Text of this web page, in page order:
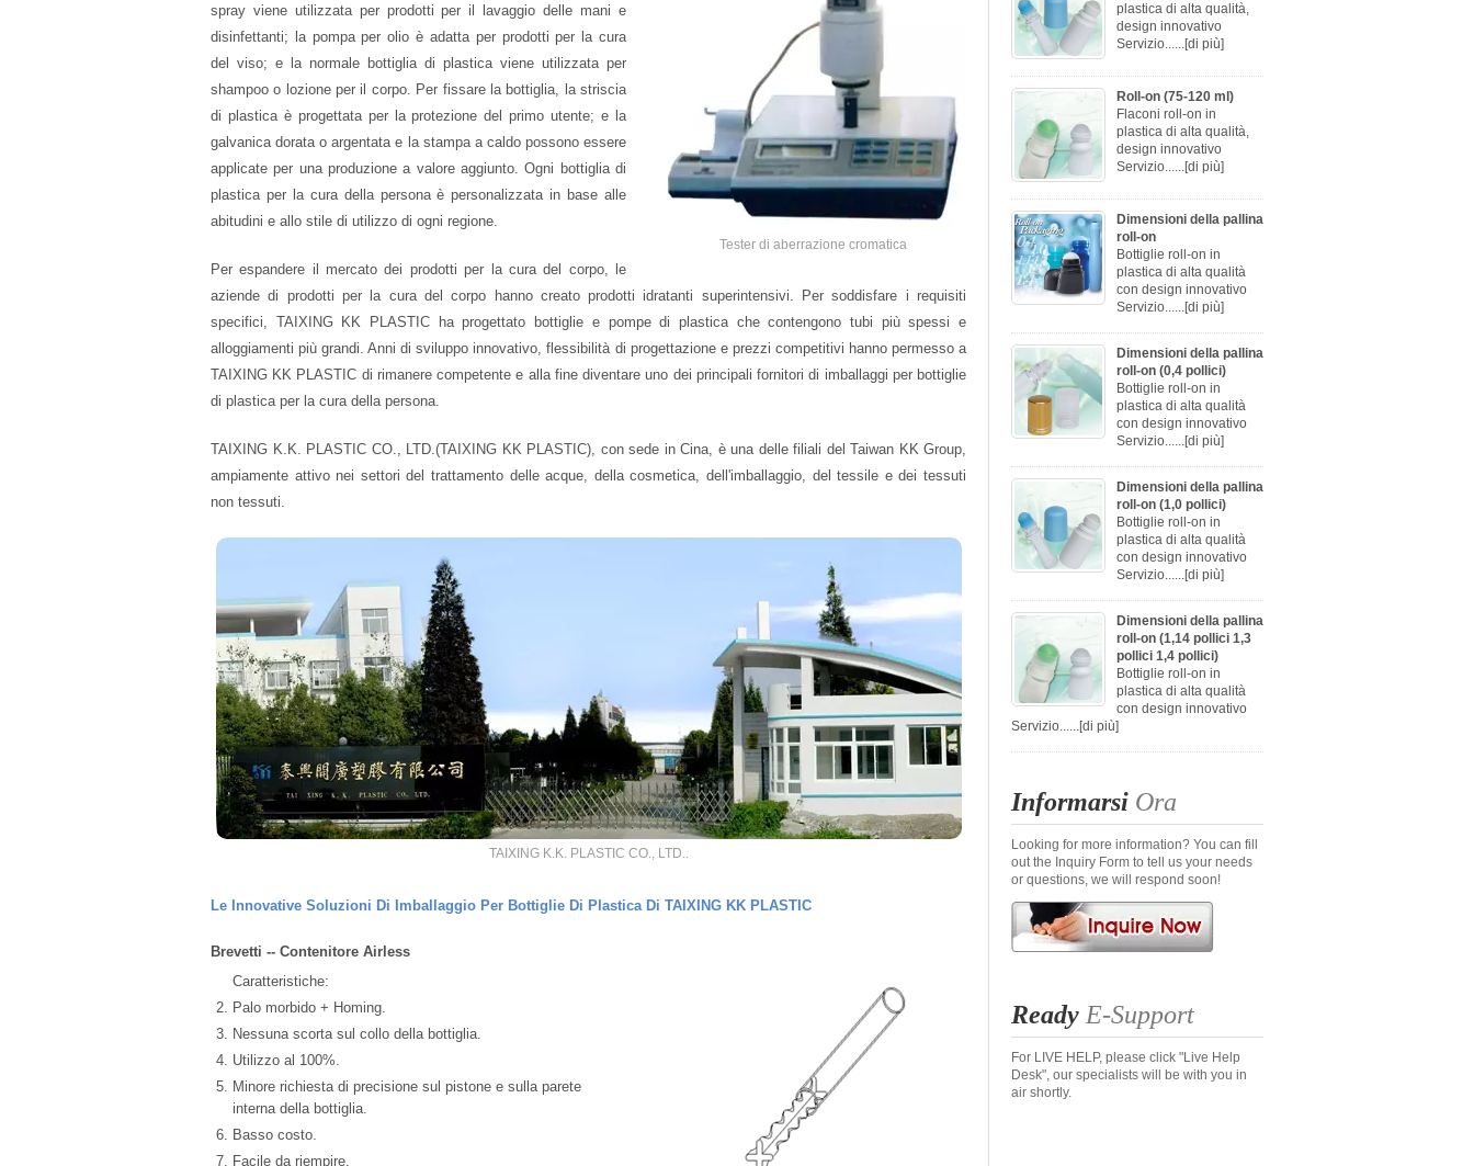
Tester di aberrazione cromatica
spray viene utilizzata per prodotti per il lavaggio delle mani e
disinfettanti; la pompa per olio è adatta per prodotti per la cura
del viso; e la normale bottiglia di plastica viene utilizzata per
shampoo o lozione per il corpo. Per fissare la bottiglia, la striscia
di plastica è progettata per la protezione del primo utente; e la
galvanica dorata o argentata e la stampa a caldo possono essere
applicate per una produzione a valore aggiunto. Ogni bottiglia di
plastica per la cura della persona è personalizzata in base alle
abitudini e allo stile di utilizzo di ogni regione.
Per espandere il mercato dei prodotti per la cura del corpo, le
aziende di prodotti per la cura del corpo hanno creato prodotti idratanti superintensivi. Per soddisfare i requisiti
specifici, TAIXING KK PLASTIC ha progettato bottiglie e pompe di plastica che contengono tubi più spessi e
alloggiamenti più grandi. Anni di sviluppo innovativo, flessibilità di progettazione e prezzi competitivi hanno permesso a
TAIXING KK PLASTIC di rimanere competente e alla fine diventare uno dei principali fornitori di imballaggi per bottiglie
di plastica per la cura della persona.
TAIXING K.K. PLASTIC CO., LTD.(TAIXING KK PLASTIC), con sede in Cina, è una delle filiali del Taiwan KK Group,
ampiamente attivo nei settori del trattamento delle acque, della cosmetica, dell'imballaggio, del tessile e dei tessuti
non tessuti.
TAIXING K.K. PLASTIC CO., LTD..
Le Innovative Soluzioni Di Imballaggio Per Bottiglie Di Plastica Di TAIXING KK PLASTIC
Brevetti -- Contenitore Airless
Caratteristiche:
Palo morbido + Homing.
Nessuna scorta sul collo della bottiglia.
Utilizzo al 100%.
Minore richiesta di precisione sul pistone e sulla parete
interna della bottiglia.
Basso costo.
Facile da riempire.
plastica di alta qualità,
design innovativo
Servizio......[di più]
Roll-on (75-120 ml)
Flaconi roll-on in
plastica di alta qualità,
design innovativo
Servizio......[di più]
Dimensioni della pallina
roll-on
Bottiglie roll-on in
plastica di alta qualità
con design innovativo
Servizio......[di più]
Dimensioni della pallina
roll-on (0,4 pollici)
Bottiglie roll-on in
plastica di alta qualità
con design innovativo
Servizio......[di più]
Dimensioni della pallina
roll-on (1,0 pollici)
Bottiglie roll-on in
plastica di alta qualità
con design innovativo
Servizio......[di più]
Dimensioni della pallina
roll-on (1,14 pollici 1,3
pollici 1,4 pollici)
Bottiglie roll-on in
plastica di alta qualità
con design innovativo
Servizio......[di più]
Informarsi Ora
Looking for more information? You can fill
out the Inquiry Form to tell us your needs
or questions, we will respond soon!
Ready E-Support
For LIVE HELP, please click "Live Help
Desk", our specialists will be with you in
air shortly.